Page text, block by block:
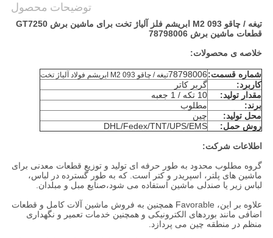
توضیحات محصول
تیغه / چاقو 093 M2 ابریشم فلز آلیاژ تخت برای ماشین برش GT7250
قطعات ماشین برش 78798006
خلاصه ی محصولات:
شماره قسمت:78798006تیغه / چاقو 093 M2 ابریشم فولاد آلیاژ تخت
کاربرد:
گربر کاتر
مقدار تولید:
10 تکه / 1 جعبه
برند:
مطلوب
محل تولید:
چین
روش حمل:
DHL/Fedex/TNT/UPS/EMS
اطلاعات شرکت:
گروه مطلوب محدود به طور حرفه ای تولید و توزیع قطعات معدنی برای
ماشین های پلتر، اسپریدر و کتر است. که به طور گسترده در لباس،
لباس زیر یا صندلی ماشین استفاده می شود،صنایع مبل و مبلدان.
علاوه بر این، Favorable همچنین به فروش ماشین آلات کامل و قطعات
اضافی مانند بوردهای الکترونیکی و همچنین خدمات تعمیر و نگهداری
منظم در منطقه چین می پردازد.